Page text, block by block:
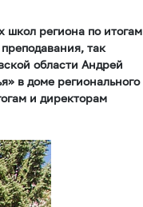
школ региона по итогам
так
области Андрей
в доме регионального
и директорам